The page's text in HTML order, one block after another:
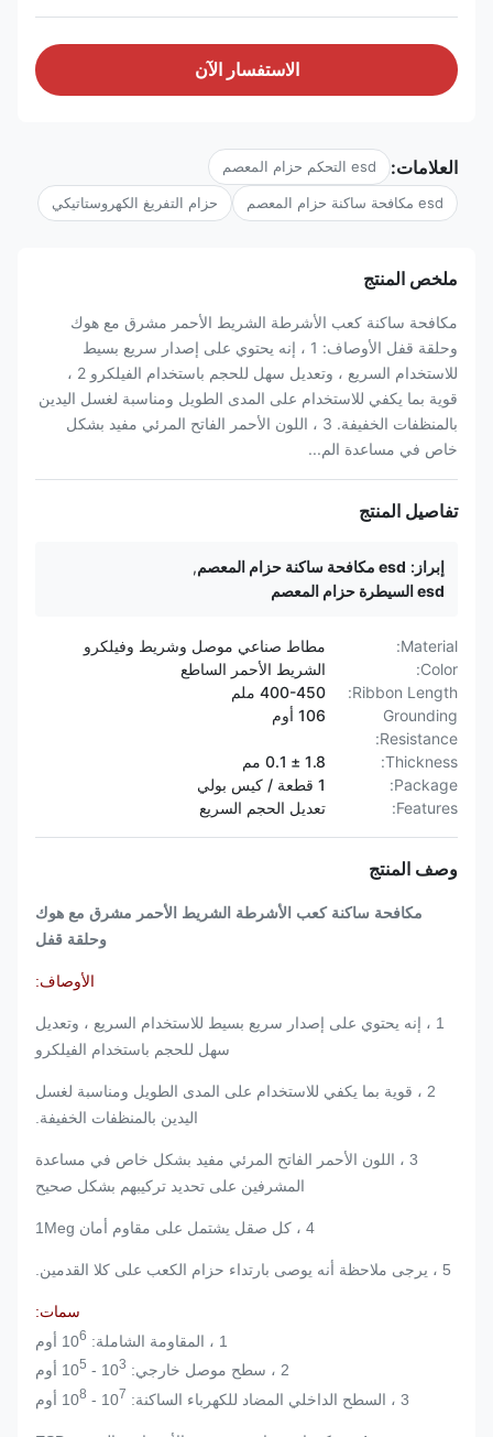
الاستفسار الآن
العلامات: esd التحكم حزام المعصم
esd مكافحة ساكنة حزام المعصم حزام التفريغ الكهروستاتيكي
ملخص المنتج
مكافحة ساكنة كعب الأشرطة الشريط الأحمر مشرق مع هوك
وحلقة قفل الأوصاف: 1 ، إنه يحتوي على إصدار سريع بسيط
للاستخدام السريع ، وتعديل سهل للحجم باستخدام الفيلكرو 2 ،
قوية بما يكفي للاستخدام على المدى الطويل ومناسبة لغسل اليدين
بالمنظفات الخفيفة. 3 ، اللون الأحمر الفاتح المرئي مفيد بشكل
خاص في مساعدة الم...
تفاصيل المنتج
إبراز: esd مكافحة ساكنة حزام المعصم
,
esd السيطرة حزام المعصم
Material:
مطاط صناعي موصل وشريط وفيلكرو
Color:
الشريط الأحمر الساطع
Ribbon Length:
400-450 ملم
Grounding
Resistance:
106 أوم
Thickness:
1.8 ± 0.1 مم
Package:
1 قطعة / كيس بولي
Features:
تعديل الحجم السريع
وصف المنتج
مكافحة ساكنة كعب الأشرطة الشريط الأحمر مشرق مع هوك
وحلقة قفل
الأوصاف:
1 ، إنه يحتوي على إصدار سريع بسيط للاستخدام السريع ، وتعديل
سهل للحجم باستخدام الفيلكرو
2 ، قوية بما يكفي للاستخدام على المدى الطويل ومناسبة لغسل
اليدين بالمنظفات الخفيفة.
3 ، اللون الأحمر الفاتح المرئي مفيد بشكل خاص في مساعدة
المشرفين على تحديد تركيبهم بشكل صحيح
4 ، كل صقل يشتمل على مقاوم أمان 1Meg
5 ، يرجى ملاحظة أنه يوصى بارتداء حزام الكعب على كلا القدمين.
سمات:
1 ، المقاومة الشاملة: 10
6
أوم
2 ، سطح موصل خارجي: 10
3
- 10
5
أوم
3 ، السطح الداخلي المضاد للكهرباء الساكنة: 10
7
- 10
8 أوم